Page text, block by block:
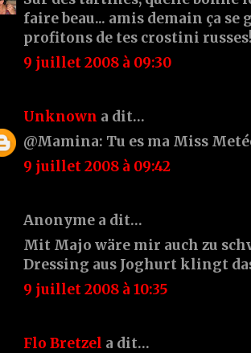
faire beau... amis demain ça se
profitons de tes crostini
9 juillet 2008 à 09:30
Unknown a dit…
@Mamina: Tu es ma Miss
9 juillet 2008 à 09:42
Anonyme a dit…
Mit Majo wäre mir auch zu
Dressing aus Joghurt klingt
9 juillet 2008 à 10:35
Flo Bretzel a dit…